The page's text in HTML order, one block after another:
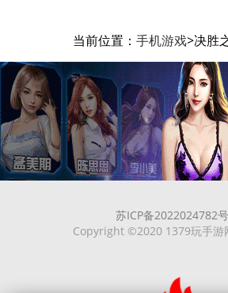
当前位置： 手机游戏>决胜
苏ICP备2022024782
Copyright ©2020 1379玩手游